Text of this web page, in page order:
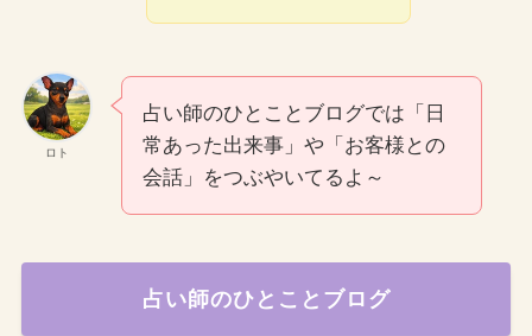
ロト
占い師のひとことブログでは「日
常あった出来事」や「お客様との
会話」をつぶやいてるよ～
占い師のひとことブログ